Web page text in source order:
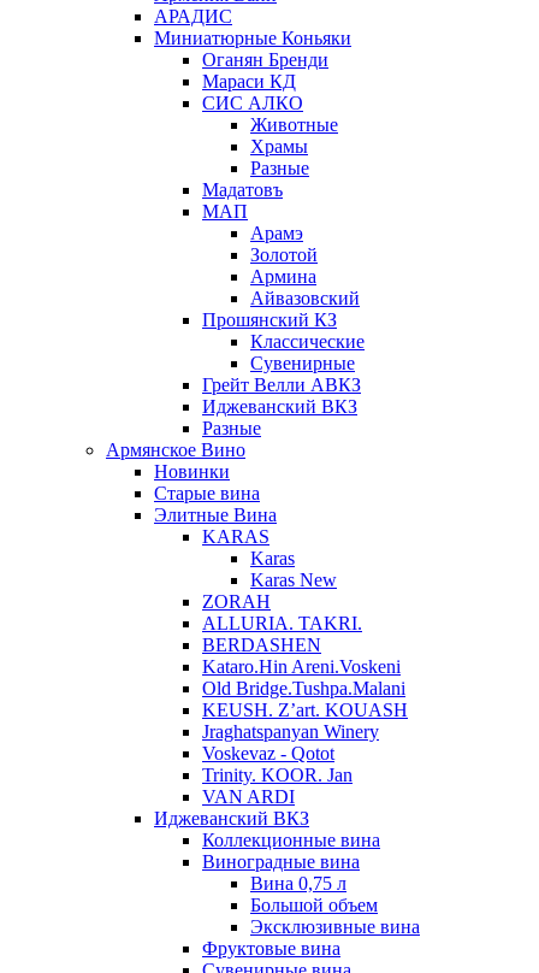
АРАДИС
Миниатюрные Коньяки
Оганян Бренди
Мараси КД
СИС АЛКО
Животные
Храмы
Разные
Мадатовъ
МАП
Арамэ
Золотой
Армина
Айвазовский
Прошянский КЗ
Классические
Сувенирные
Грейт Велли АВКЗ
Иджеванский ВКЗ
Разные
Армянское Вино
Новинки
Старые вина
Элитные Вина
KARAS
Karas
Karas New
ZORAH
ALLURIA. TAKRI.
BERDASHEN
Kataro.Hin Areni.Voskeni
Old Bridge.Tushpa.Malani
KEUSH. Z’art. KOUASH
Jraghatspanyan Winery
Voskevaz - Qotot
Trinity. KOOR. Jan
VAN ARDI
Иджеванский ВКЗ
Коллекционные вина
Виноградные вина
Вина 0,75 л
Большой объем
Эксклюзивные вина
Фруктовые вина